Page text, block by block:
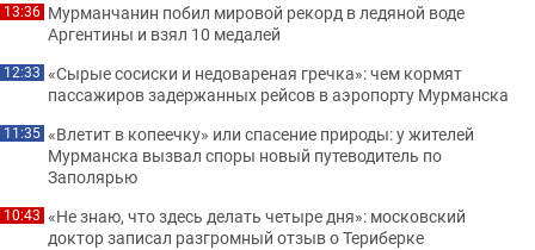
13:36 Мурманчанин побил мировой рекорд в ледяной воде
Аргентины и взял 10 медалей
12:33 «Сырые сосиски и недовареная гречка»: чем кормят
пассажиров задержанных рейсов в аэропорту Мурманска
11:35 «Влетит в копеечку» или спасение природы: у жителей
Мурманска вызвал споры новый путеводитель по
Заполярью
10:43 «Не знаю, что здесь делать четыре дня»: московский
доктор записал разгромный отзыв о Териберке